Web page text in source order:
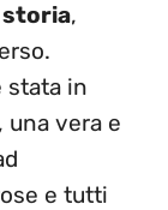
storia,
stata in
vera e
e tutti